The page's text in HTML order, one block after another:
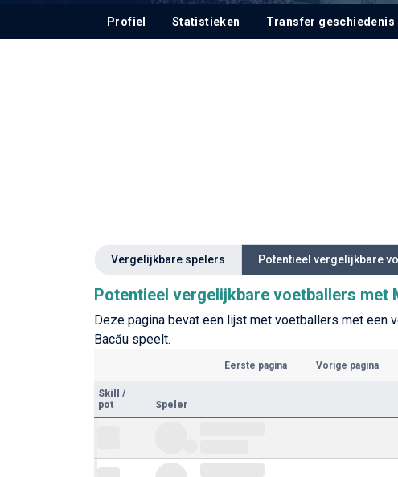
Profiel Statistieken Transfer geschiedenis
Vergelijkbare spelers Potentieel vergelijkbare
Potentieel vergelijkbare voetballers met
Deze pagina bevat een lijst met voetballers met een
Bacău speelt.
Eerste pagina Vorige pagina
Skill
/
pot
Speler